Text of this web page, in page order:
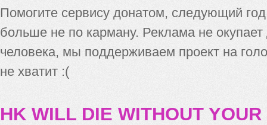
Помогите сервису донатом, следующий
больше не по карману. Реклама не
человека, мы поддерживаем проект на
не хватит :(
HK WILL DIE WITHOUT